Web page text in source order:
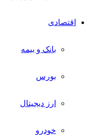
اقتصادی
بانک و بیمه
بورس
ارز دیجیتال
خودرو